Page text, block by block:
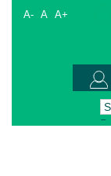
A- A A+